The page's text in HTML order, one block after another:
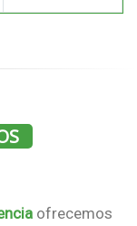
ofrecemos